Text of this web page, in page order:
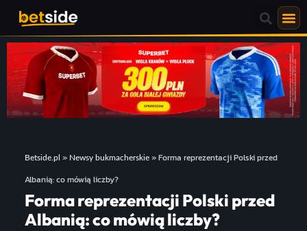
Betside.pl » Newsy bukmacherskie»Forma reprezentacji Polski przed
Albanią: co mówią liczby?
Forma reprezentacji Polski przed
Albanią: co mówią liczby?